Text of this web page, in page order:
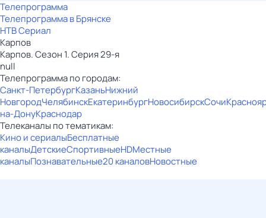
Телепрограмма
Телепрограмма в Брянске
НТВ Сериал
Карпов
Карпов. Сезон 1. Серия 29-я
null
Телепрограмма по городам:
Санкт-ПетербургКазаньНижний
НовгородЧелябинскЕкатеринбургНовосибирскСочи
на-ДонуКраснодар
Телеканалы по тематикам:
Кино и сериалыБесплатные
каналыДетскиеСпортивныеHDМестные
каналыПознавательные20 каналовНовостные